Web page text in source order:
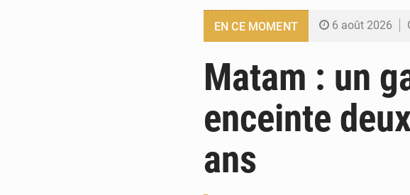
EN CE MOMENT 6 août 2026
5 août 2026
5 août 2026
Matam : un
enceinte
ans